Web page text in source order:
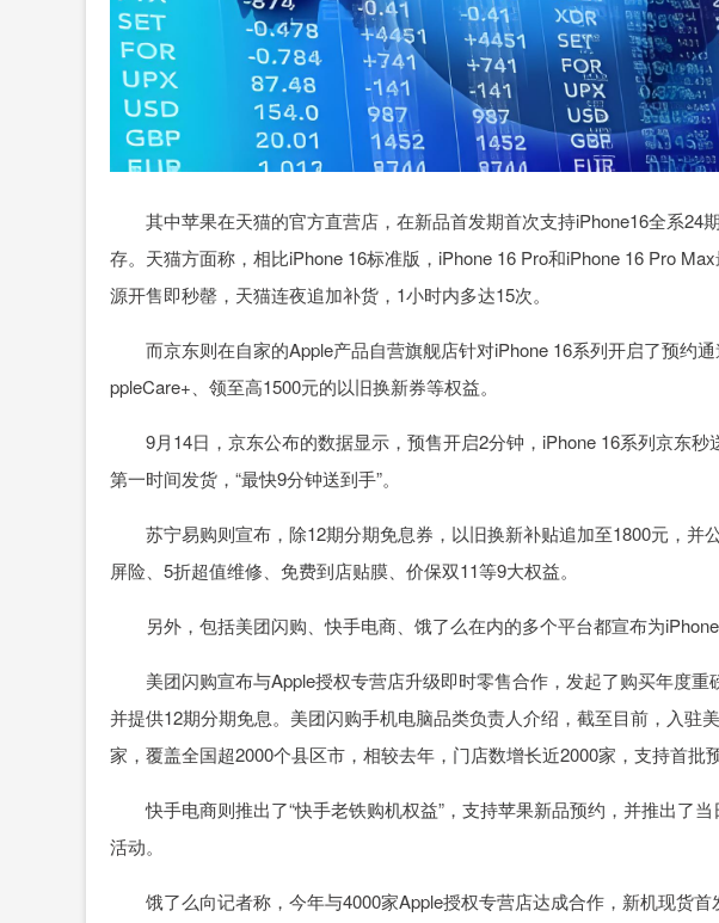
其中苹果在天猫的官方直营店，在新品首发期首次支持iPhone16全系24
存。天猫方面称，相比iPhone 16标准版，iPhone 16 Pro和iPhone 16 Pro
源开售即秒罄，天猫连夜追加补货，1小时内多达15次。
而京东则在自家的Apple产品自营旗舰店针对iPhone 16系列开启了预约
ppleCare+、领至高1500元的以旧换新券等权益。
9月14日，京东公布的数据显示，预售开启2分钟，iPhone 16系列京东秒
第一时间发货，“最快9分钟送到手”。
苏宁易购则宣布，除12期分期免息券，以旧换新补贴追加至1800元，并
屏险、5折超值维修、免费到店贴膜、价保双11等9大权益。
另外，包括美团闪购、快手电商、饿了么在内的多个平台都宣布为iPhone
美团闪购宣布与Apple授权专营店升级即时零售合作，发起了购买年度重
并提供12期分期免息。美团闪购手机电脑品类负责人介绍，截至目前，入驻
家，覆盖全国超2000个县区市，相较去年，门店数增长近2000家，支持首批
快手电商则推出了“快手老铁购机权益”，支持苹果新品预约，并推出了当
活动。
饿了么向记者称，今年与4000家Apple授权专营店达成合作，新机现货首